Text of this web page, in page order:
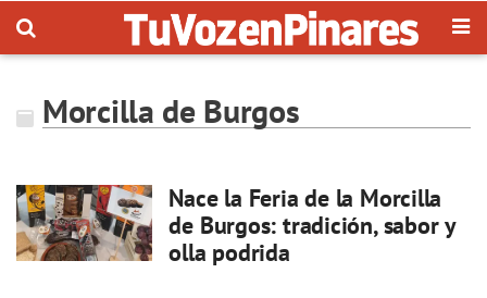
Morcilla de Burgos
Nace la Feria de la Morcilla
de Burgos: tradición, sabor y
olla podrida